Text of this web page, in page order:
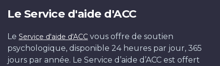
Le Service d'aide d'ACC
Le Service d'aide d'ACC vous offre de soutien
psychologique, disponible 24 heures par jour, 365
jours par année. Le Service d’aide d’ACC est offert